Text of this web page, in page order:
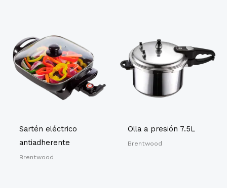
Sartén eléctrico
antiadherente
Brentwood
Olla a presión 7.5L
Brentwood